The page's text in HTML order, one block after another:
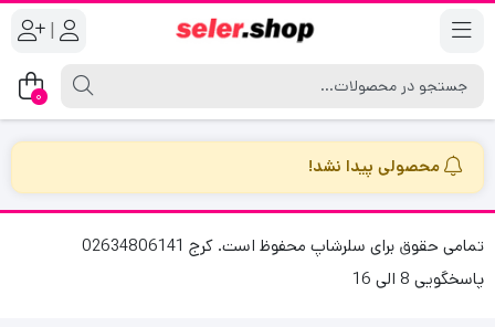
|
0
محصولی پیدا نشد!
تمامی حقوق برای سلرشاپ محفوظ است. کرج 02634806141
پاسخگویی 8 الی 16